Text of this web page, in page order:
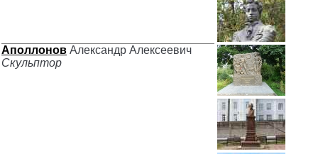
Аполлонов Александр Алексеевич
Скульптор